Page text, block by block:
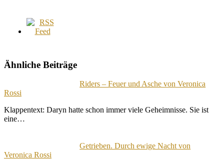
Ähnliche Beiträge
Riders – Feuer und Asche von Veronica
Rossi
Klappentext: Daryn hatte schon immer viele Geheimnisse. Sie ist
eine…
Getrieben. Durch ewige Nacht von
Veronica Rossi